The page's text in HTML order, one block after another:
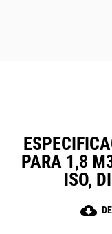
PARA 1,8
ISO,
cloud_download